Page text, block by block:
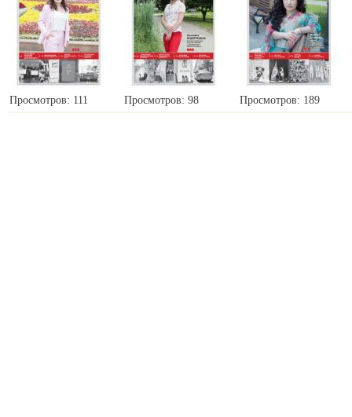
Просмотров: 111 Просмотров: 98 Просмотров: 189